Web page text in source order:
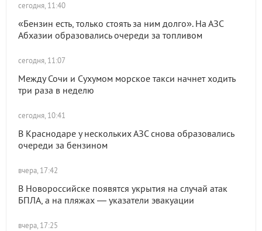
сегодня, 11:40
«Бензин есть, только стоять за ним долго». На АЗС
Абхазии образовались очереди за топливом
сегодня, 11:07
Между Сочи и Сухумом морское такси начнет ходить
три раза в неделю
сегодня, 10:41
В Краснодаре у нескольких АЗС снова образовались
очереди за бензином
вчера, 17:42
В Новороссийске появятся укрытия на случай атак
БПЛА, а на пляжах — указатели эвакуации
вчера, 17:25